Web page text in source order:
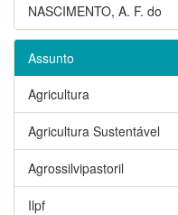
NASCIMENTO, A. F. do
Assunto
Agricultura
Agricultura Sustentável
Agrossilvipastoril
Ilpf